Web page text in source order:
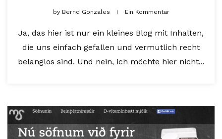
byBernd Gonzales Ein Kommentar
Ja, das hier ist nur ein kleines Blog mit Inhalten,
die uns einfach gefallen und vermutlich recht
belanglos sind. Und nein, ich möchte hier nicht...